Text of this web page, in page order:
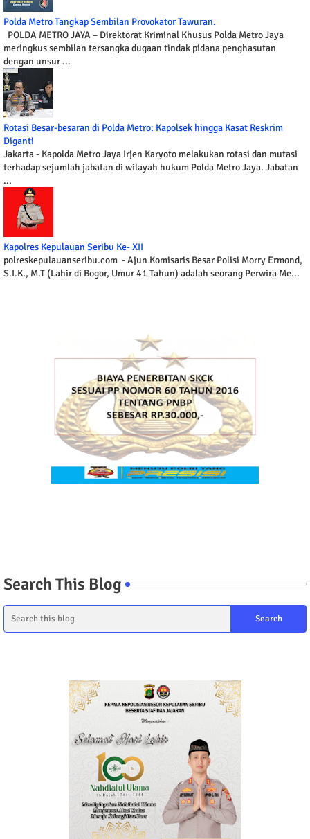
Polda Metro Tangkap Sembilan Provokator Tawuran.
POLDA METRO JAYA – Direktorat Kriminal Khusus Polda Metro Jaya
meringkus sembilan tersangka dugaan tindak pidana penghasutan
dengan unsur ...
Rotasi Besar-besaran di Polda Metro: Kapolsek hingga Kasat Reskrim
Diganti
Jakarta - Kapolda Metro Jaya Irjen Karyoto melakukan rotasi dan mutasi
terhadap sejumlah jabatan di wilayah hukum Polda Metro Jaya. Jabatan
...
Kapolres Kepulauan Seribu Ke- XII
polreskepulauanseribu.com - Ajun Komisaris Besar Polisi Morry Ermond,
S.I.K., M.T (Lahir di Bogor, Umur 41 Tahun) adalah seorang Perwira Me...
Search This Blog